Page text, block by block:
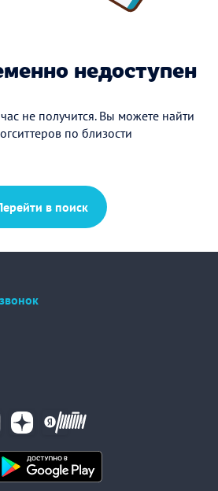
недоступен
не получится. Вы можете найти
по близости
в поиск